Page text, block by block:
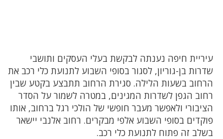
עיריית חיפה נענתה לבקשת בעלי העסקים ותושבי
שדרות בן-גוריון, לסגור בסופי השבוע לתנועת כלי רכב את
הרחוב בשעות הלילה. סגירת הרחוב תתבצע בקטע שבין
רחוב הגפן לשדרות המגינים, במטרה לשמור על הסדר
הציבורי ולאפשר מעבר חופשי של הולכי רגל ברחוב, אותו
פוקדים בסופי השבוע אלפי מבקרים. רחוב אלנבי יישאר
בשלב זה פתוח לתנועת כלי רכב.